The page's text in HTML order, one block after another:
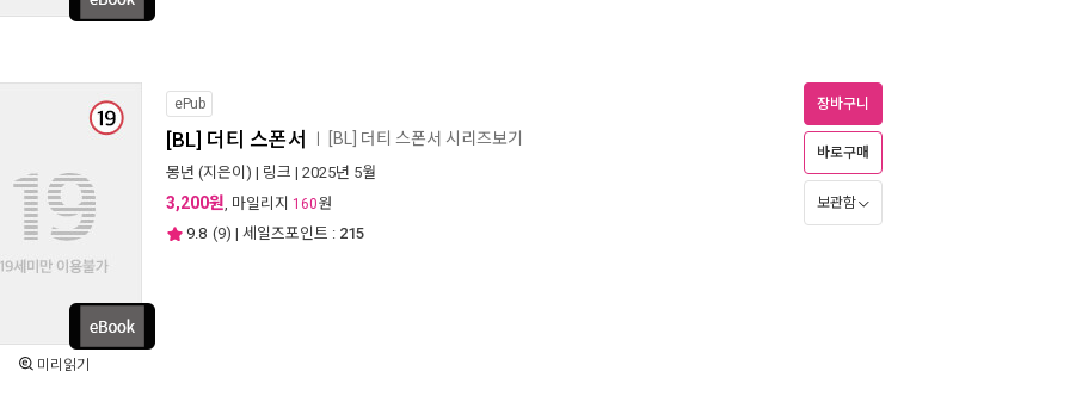
미리읽기
ePub
[BL] 더티 스폰서 [BL] 더티 스폰서 시리즈보기
몽년 (지은이) | 링크 | 2025년 5월
3,200원, 마일리지 160원
9.8 (9) | 세일즈포인트 : 215
장바구니
바로구매
보관함